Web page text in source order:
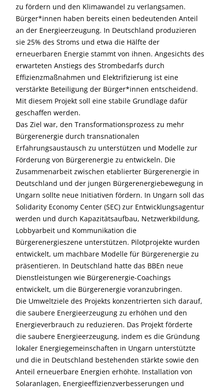
zu fördern und den Klimawandel zu verlangsamen.
Bürger*innen haben bereits einen bedeutenden Anteil
an der Energieerzeugung. In Deutschland produzieren
sie 25% des Stroms und etwa die Hälfte der
erneuerbaren Energie stammt von ihnen. Angesichts des
erwarteten Anstiegs des Strombedarfs durch
Effizienzmaßnahmen und Elektrifizierung ist eine
verstärkte Beteiligung der Bürger*innen entscheidend.
Mit diesem Projekt soll eine stabile Grundlage dafür
geschaffen werden.
Das Ziel war, den Transformationsprozess zu mehr
Bürgerenergie durch transnationalen
Erfahrungsaustausch zu unterstützen und Modelle zur
Förderung von Bürgerenergie zu entwickeln. Die
Zusammenarbeit zwischen etablierter Bürgerenergie in
Deutschland und der jungen Bürgerenergiebewegung in
Ungarn sollte neue Initiativen fördern. In Ungarn soll das
Solidarity Economy Center (SEC) zur Entwicklungsagentur
werden und durch Kapazitätsaufbau, Netzwerkbildung,
Lobbyarbeit und Kommunikation die
Bürgerenergieszene unterstützen. Pilotprojekte wurden
entwickelt, um machbare Modelle für Bürgerenergie zu
präsentieren. In Deutschland hatte das BBEn neue
Dienstleistungen wie Bürgerenergie-Coachings
entwickelt, um die Bürgerenergie voranzubringen.
Die Umweltziele des Projekts konzentrierten sich darauf,
die saubere Energieerzeugung zu erhöhen und den
Energieverbrauch zu reduzieren. Das Projekt förderte
die saubere Energieerzeugung, indem es die Gründung
lokaler Energiegemeinschaften in Ungarn unterstützte
und die in Deutschland bestehenden stärkte sowie den
Anteil erneuerbare Energien erhöhte. Installation von
Solaranlagen, Energieeffizienzverbesserungen und